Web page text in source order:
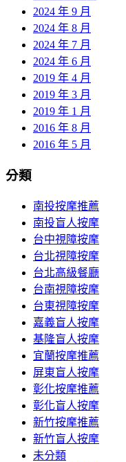
2024 年 9 月
2024 年 8 月
2024 年 7 月
2024 年 6 月
2019 年 4 月
2019 年 3 月
2019 年 1 月
2016 年 8 月
2016 年 5 月
分類
南投按摩推薦
南投盲人按摩
台中視障按摩
台北視障按摩
台北高級餐廳
台南視障按摩
台東視障按摩
嘉義盲人按摩
基隆盲人按摩
宜蘭按摩推薦
屏東盲人按摩
彰化按摩推薦
彰化盲人按摩
新竹按摩推薦
新竹盲人按摩
未分類